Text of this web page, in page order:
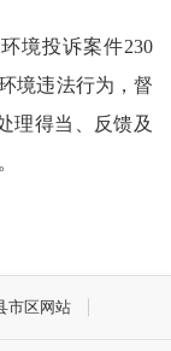
境投诉案件230
境违法行为，督
理得当、反馈及
。
市区网站